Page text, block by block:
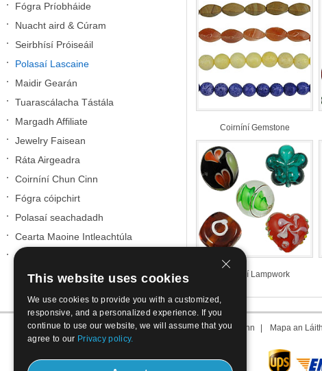
Fógra Príobháide
Nuacht aird & Cúram
Seirbhísí Próiseáil
Polasaí Lascaine
Maidir Gearán
Tuarascálacha Tástála
Margadh Affiliate
Jewelry Faisean
Ráta Airgeadra
Coirníní Chun Cinn
Fógra cóipchirt
Polasaí seachadadh
Cearta Maoine Intleachtúla
Cóipcheart Coirníní
Coirníní Gemstone
Coirníní Lampwork
Maidir Linne | Déan teagmháil linn | Téarma dúinn | Mapa an
This website uses cookies
We use cookies to provide you with a customized,
responsive, and a personalized experience. If you
continue to use our website, we will assume that you
agree to our Privacy policy.